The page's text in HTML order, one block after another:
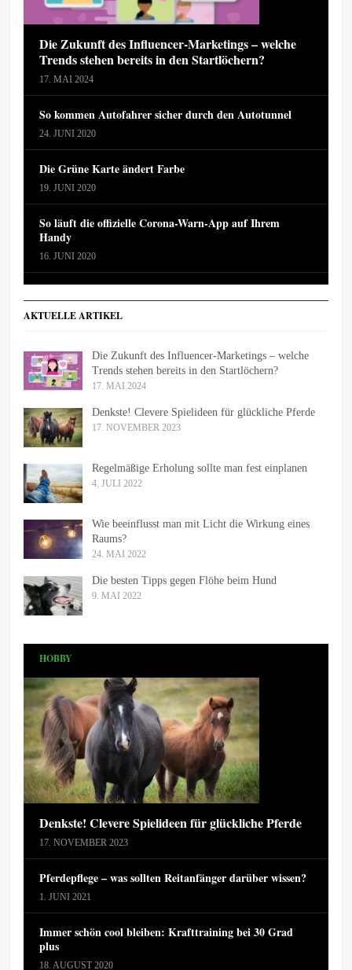
Die Zukunft des Influencer-Marketings – welche
Trends stehen bereits in den Startlöchern?
17. MAI 2024
So kommen Autofahrer sicher durch den Autotunnel
24. JUNI 2020
Die Grüne Karte ändert Farbe
19. JUNI 2020
So läuft die offizielle Corona-Warn-App auf Ihrem
Handy
16. JUNI 2020
AKTUELLE ARTIKEL
Die Zukunft des Influencer-Marketings – welche
Trends stehen bereits in den Startlöchern?
17. MAI 2024
Denkste! Clevere Spielideen für glückliche Pferde
17. NOVEMBER 2023
Regelmäßige Erholung sollte man fest einplanen
4. JULI 2022
Wie beeinflusst man mit Licht die Wirkung eines
Raums?
24. MAI 2022
Die besten Tipps gegen Flöhe beim Hund
9. MAI 2022
HOBBY
Denkste! Clevere Spielideen für glückliche Pferde
17. NOVEMBER 2023
Pferdepflege – was sollten Reitanfänger darüber wissen?
1. JUNI 2021
Immer schön cool bleiben: Krafttraining bei 30 Grad
plus
18. AUGUST 2020